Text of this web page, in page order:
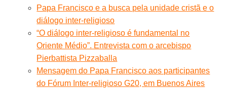
Papa Francisco e a busca pela unidade cristã e o
diálogo inter-religioso
“O diálogo inter-religioso é fundamental no
Oriente Médio”. Entrevista com o arcebispo
Pierbattista Pizzaballa
Mensagem do Papa Francisco aos participantes
do Fórum Inter-religioso G20, em Buenos Aires